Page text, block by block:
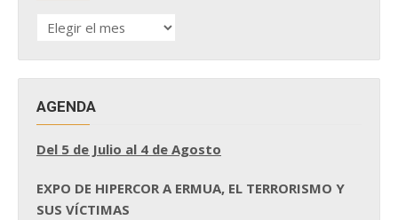
HISTÓRICO
DE
AGENDA
Del 5 de Julio al 4 de Agosto
EXPO DE HIPERCOR A ERMUA, EL TERRORISMO Y
SUS VÍCTIMAS